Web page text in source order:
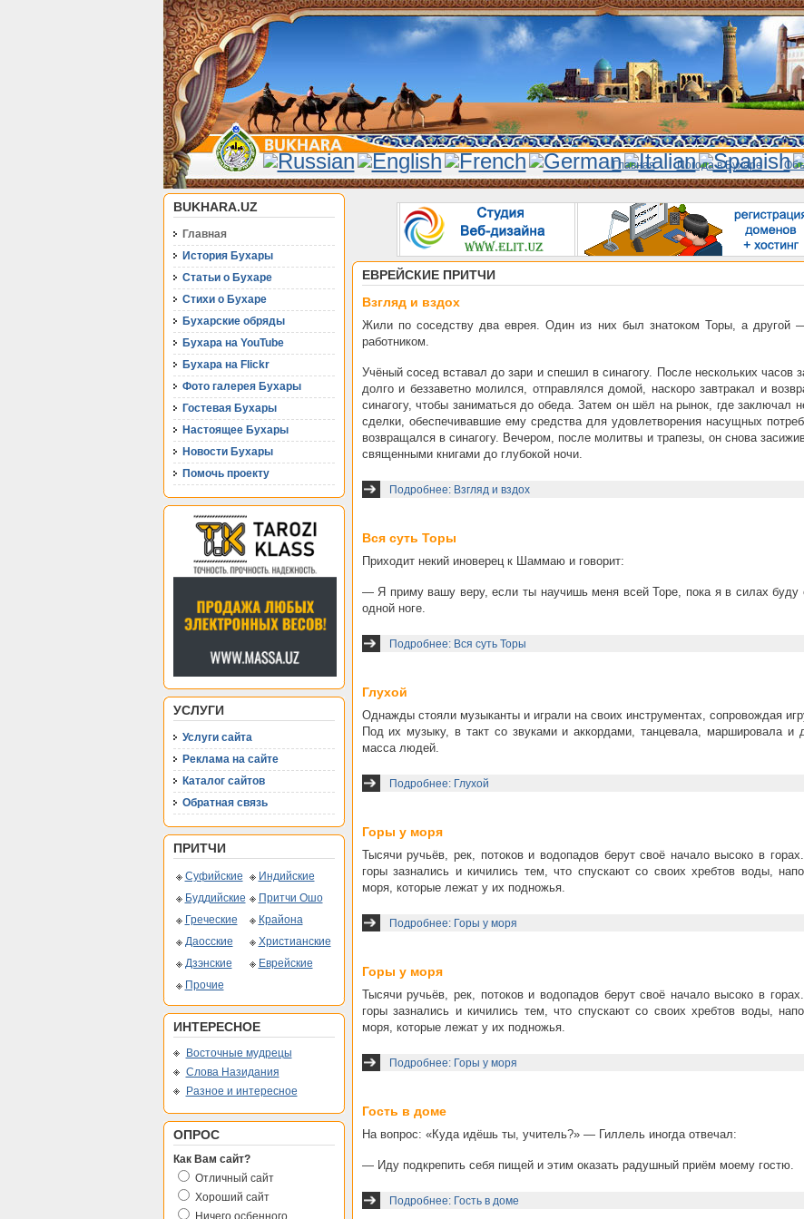
Главная Погода в Бухаре
BUKHARA.UZ
Главная
История Бухары
Статьи о Бухаре
Стихи о Бухаре
Бухарские обряды
Бухара на YouTube
Бухара на Flickr
Фото галерея Бухары
Гостевая Бухары
Настоящее Бухары
Новости Бухары
Помочь проекту
УСЛУГИ
Услуги сайта
Реклама на сайте
Каталог сайтов
Обратная связь
ПРИТЧИ
Суфийские
Индийские
Буддийские
Притчи Ошо
Греческие
Крайона
Даосские
Христианские
Дзэнские
Еврейские
Прочие
ИНТЕРЕСНОЕ
Восточные мудрецы
Слова Назидания
Разное и интересное
ОПРОС
Как Вам сайт?
Отличный сайт
Хороший сайт
Ничего осбенного
ЕВРЕЙСКИЕ ПРИТЧИ
Взгляд и вздох
Жили по соседству два еврея. Один из них был знатоком Торы, а другой
работником.
Учёный сосед вставал до зари и спешил в синагогу. После нескольких часов
долго и беззаветно молился, отправлялся домой, наскоро завтракал и
синагогу, чтобы заниматься до обеда. Затем он шёл на рынок, где заключал
сделки, обеспечивавшие ему средства для удовлетворения насущных
возвращался в синагогу. Вечером, после молитвы и трапезы, он снова
священными книгами до глубокой ночи.
Подробнее: Взгляд и вздох
Вся суть Торы
Приходит некий иноверец к Шаммаю и говорит:
— Я приму вашу веру, если ты научишь меня всей Торе, пока я в силах буду
одной ноге.
Подробнее: Вся суть Торы
Глухой
Однажды стояли музыканты и играли на своих инструментах, сопровождая
Под их музыку, в такт со звуками и аккордами, танцевала, маршировала и
масса людей.
Подробнее: Глухой
Горы у моря
Тысячи ручьёв, рек, потоков и водопадов берут своё начало высоко в
горы зазнались и кичились тем, что спускают со своих хребтов воды,
моря, которые лежат у их подножья.
Подробнее: Горы у моря
Горы у моря
Тысячи ручьёв, рек, потоков и водопадов берут своё начало высоко в
горы зазнались и кичились тем, что спускают со своих хребтов воды,
моря, которые лежат у их подножья.
Подробнее: Горы у моря
Гость в доме
На вопрос: «Куда идёшь ты, учитель?» — Гиллель иногда отвечал:
— Иду подкрепить себя пищей и этим оказать радушный приём моему гостю.
Подробнее: Гость в доме